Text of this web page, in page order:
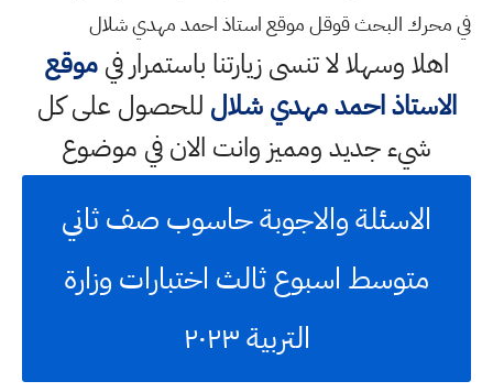
في محرك البحث قوقل موقع استاذ احمد مهدي شلال
اهلا وسهلالا تنسى زيارتنا باستمرار فيموقع
الاستاذ احمد مهدي شلال للحصول على كل
شيء جديد ومميز وانت الان في موضوع
الاسئلة والاجوبة حاسوب صف ثاني
متوسط اسبوع ثالث اختبارات وزارة
التربية ٢٠٢٣